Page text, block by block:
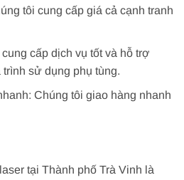
tôi cung cấp giá cả cạnh tranh
cấp dịch vụ tốt và hỗ trợ
sử dụng phụ tùng.
Chúng tôi giao hàng nhanh
tại Thành phố Trà Vinh là